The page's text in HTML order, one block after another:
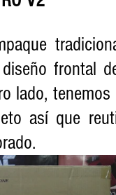
frontal
lado,
así que